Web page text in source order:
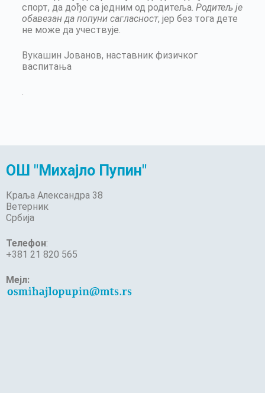
спорт, да дође са једним од родитеља. Родитељ је
обавезан да попуни сагласност, јер без тога дете
не може да учествује.
Вукашин Јованов, наставник физичког
васпитања
.
ОШ "Михајло Пупин"
Краља Александра 38
Ветерник
Србија
Телефон:
+381 21 820 565
Мејл: